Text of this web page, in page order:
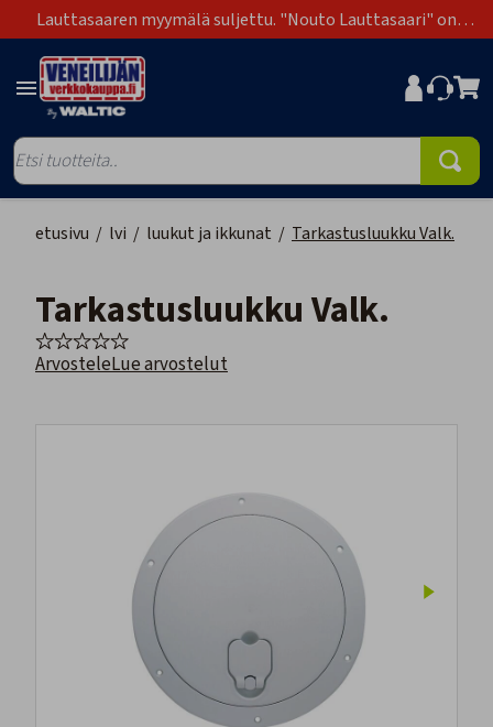
Lauttasaaren myymälä suljettu. "Nouto Lauttasaari" on
poistunut toimitustapavaihtoehdoista.
etusivu / lvi / luukut ja ikkunat / Tarkastusluukku Valk.
Tarkastusluukku Valk.
ArvosteleLue arvostelut